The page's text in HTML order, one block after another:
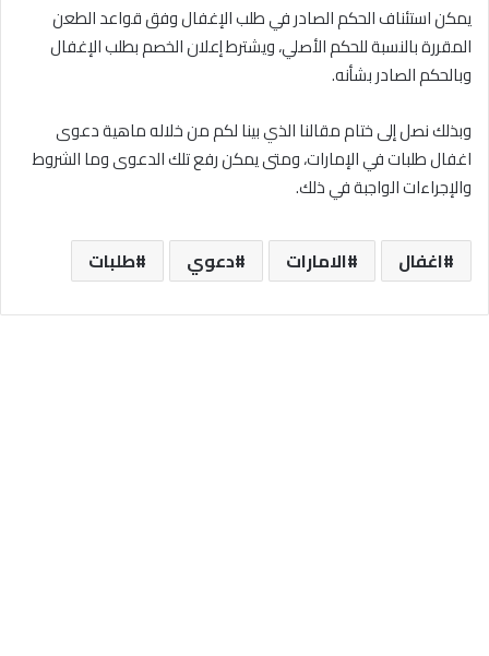
يمكن استئناف الحكم الصادر في طلب الإغفال وفق قواعد الطعن
المقررة بالنسبة للحكم الأصلي، ويشترط إعلان الخصم بطلب الإغفال
وبالحكم الصادر بشأنه.
وبذلك نصل إلى ختام مقالنا الذي بينا لكم من خلاله ماهية دعوى
اغفال طلبات في الإمارات، ومتى يمكن رفع تلك الدعوى وما الشروط
والإجراءات الواجبة في ذلك.
اغفال الامارات دعوي طلبات